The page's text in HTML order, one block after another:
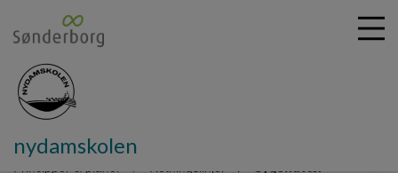
nydamskolen
Principper & planer Retningslinjer Sygefravær